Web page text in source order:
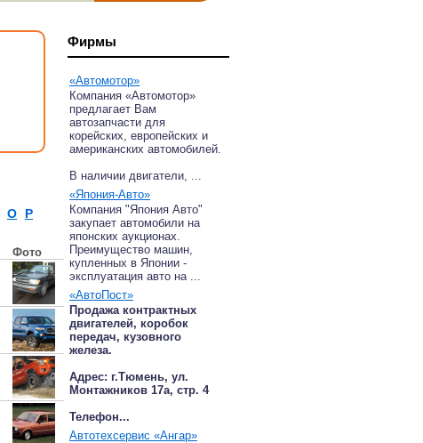
O
P
Фото
Фирмы
«Автомотор»
Компания «Автомотор»
предлагает Вам
автозапчасти для
корейских, европейских и
американских автомобилей.
В наличии двигатели, ...
«Япония-Авто»
Компания "Япония Авто"
закупает автомобили на
японских аукционах.
Преимущество машин,
купленных в Японии -
эксплуатация авто на ...
«АвтоПост»
Продажа контрактных
двигателей, коробок
передач, кузовного
железа.
Адрес: г.Тюмень, ул.
Монтажников 17а, стр. 4
Телефон...
Автотехсервис «Ангар»